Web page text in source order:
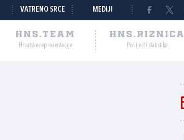
VATRENO SRCE MEDIJI
HNS.TEAM
Hrvatske reprezentacije
HNS.RIZNICA
Povijest i statistika